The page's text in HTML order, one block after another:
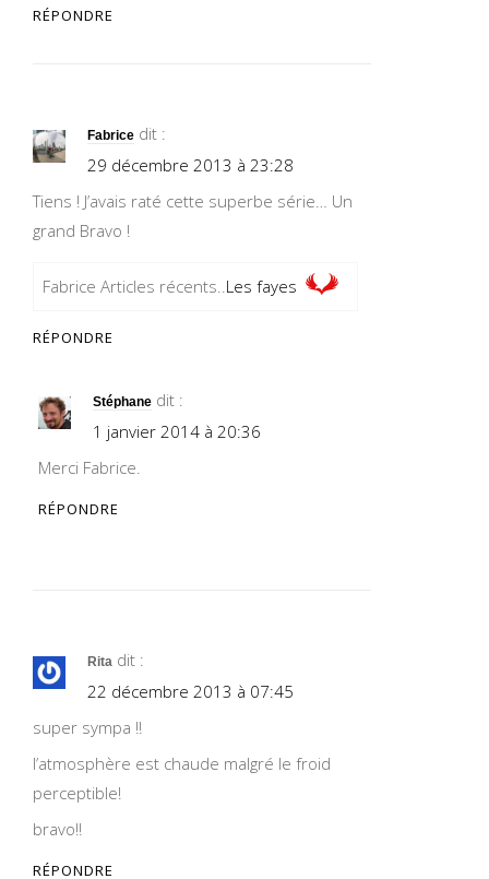
RÉPONDRE
Fabrice dit :
29 décembre 2013 à 23:28
Tiens ! J’avais raté cette superbe série… Un
grand Bravo !
Fabrice Articles récents..Les fayes
RÉPONDRE
Stéphane dit :
1 janvier 2014 à 20:36
Merci Fabrice.
RÉPONDRE
Rita dit :
22 décembre 2013 à 07:45
super sympa !!
l’atmosphère est chaude malgré le froid
perceptible!
bravo!!
RÉPONDRE